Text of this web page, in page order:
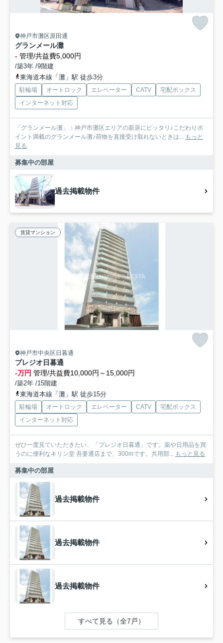
神戸市灘区原田通
グランメール灘
- 管理/共益費5,000円
/築3年 /9階建
東海道本線「灘」駅 徒歩3分
駐輪場 オートロック エレベーター CATV
宅配ボックス
インターネット対応
「グランメール灘」：神戸市灘区エリアの新居にピッタリ♪こだわりポ
イント満載のグランメール灘♪荷物を直接受け取れないときは... もっと
見る
募集中の部屋
過去掲載物件
賃貸マンション
神戸市中央区日暮通
プレジオ日暮通
-万円 管理/共益費10,000円～15,000円
/築2年 /15階建
東海道本線「灘」駅 徒歩15分
駐輪場 オートロック エレベーター CATV
宅配ボックス
インターネット対応
ぜひ一度見ていただきたい、「プレジオ日暮通」です。薬や日用品を買
うのに便利なキリン堂 吾妻通店まで、300mです。共用部... もっと見る
募集中の部屋
過去掲載物件
過去掲載物件
過去掲載物件
すべて見る（全7戸）